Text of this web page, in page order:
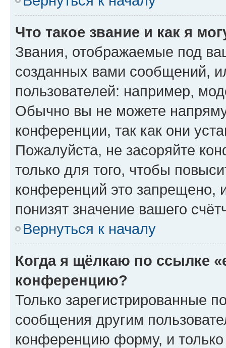
Что такое звание и как я
Звания, отображаемые под
созданных вами сообщений,
пользователей: например,
Обычно вы не можете
конференции, так как они
Пожалуйста, не засоряйте
только для того, чтобы
конференций это запрещено,
понизят значение вашего
Вернуться к началу
Когда я щёлкаю по ссылке
конференцию?
Только зарегистрированные
сообщения другим
конференцию форму, и